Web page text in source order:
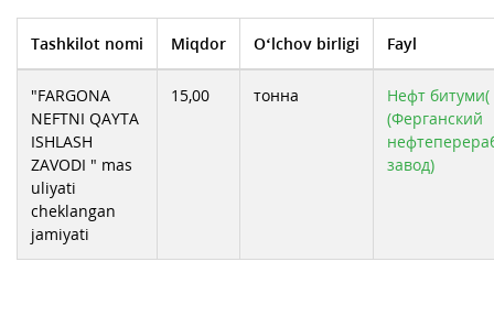
Tashkilot nomi Miqdor O‘lchov birligi Fayl
"FARGONA
NEFTNI QAYTA
ISHLASH
ZAVODI " mas
uliyati
cheklangan
jamiyati
15,00 тонна
Нефт битуми(
(Ферганский
завод)